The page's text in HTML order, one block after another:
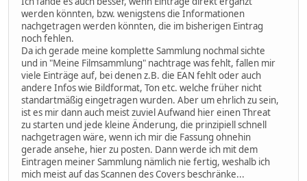
werden könnten, bzw. wenigstens die Informationen
nachgetragen werden könnten, die im bisherigen Eintrag
noch fehlen.
Da ich gerade meine komplette Sammlung nochmal sichte
und in "Meine Filmsammlung" nachtrage was fehlt, fallen mir
viele Einträge auf, bei denen z.B. die EAN fehlt oder auch
andere Infos wie Bildformat, Ton etc. welche früher nicht
standartmäßig eingetragen wurden. Aber um ehrlich zu sein,
ist es mir dann auch meist zuviel Aufwand hier einen Threat
zu starten und jede kleine Änderung, die prinzipiell schnell
nachgetragen wäre, wenn ich mir die Fassung ohnehin
gerade ansehe, hier zu posten. Dann werde ich mit dem
Eintragen meiner Sammlung nämlich nie fertig, weshalb ich
mich meist auf das Scannen des Covers beschränke...